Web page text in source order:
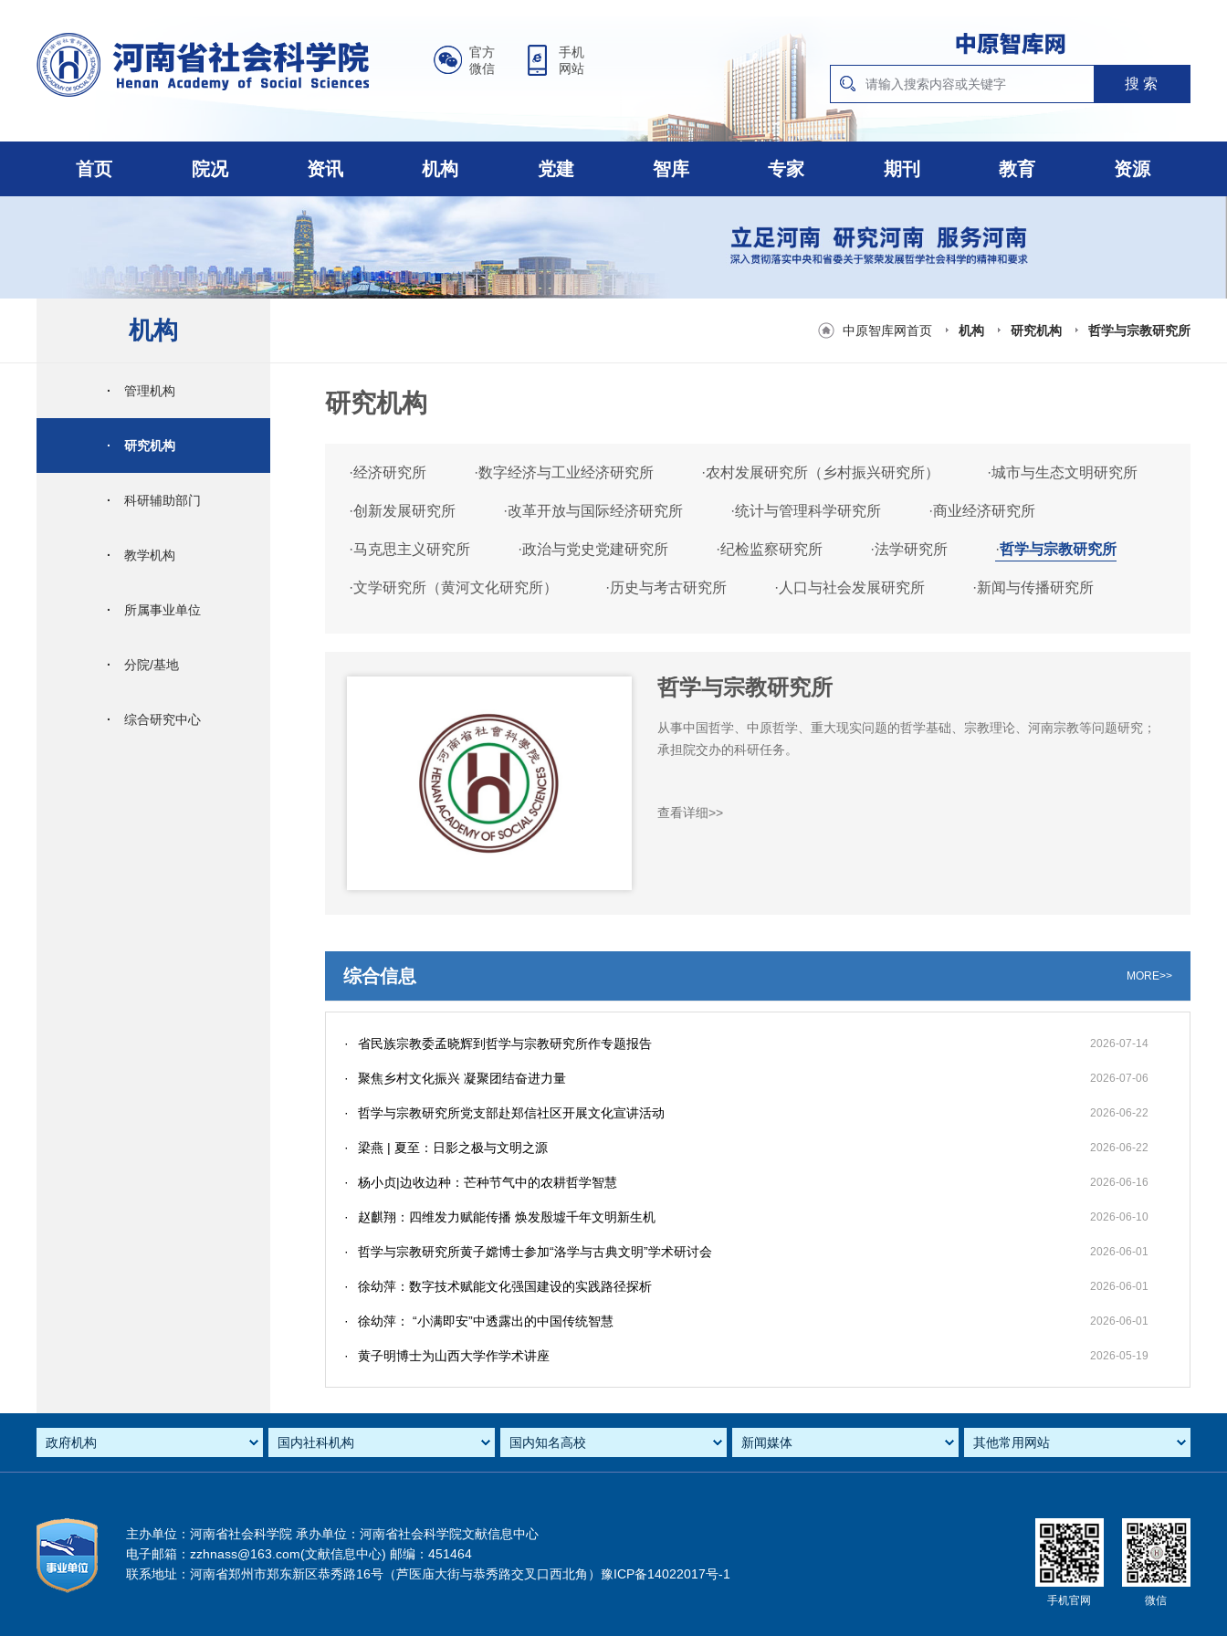
官方
微信
手机
网站
首页 院况 资讯 机构 党建 智库 专家 期刊 教育 资源
机构 中原智库网首页 机构 研究机构 哲学与宗教研究所
· 管理机构
· 研究机构
· 科研辅助部门
· 教学机构
· 所属事业单位
· 分院/基地
· 综合研究中心
研究机构
·经济研究所 ·数字经济与工业经济研究所 ·农村发展研究所（乡村振兴研究所） ·城市与生态文明研究所
·创新发展研究所 ·改革开放与国际经济研究所 ·统计与管理科学研究所 ·商业经济研究所
·马克思主义研究所 ·政治与党史党建研究所 ·纪检监察研究所 ·法学研究所 ·哲学与宗教研究所
·文学研究所（黄河文化研究所） ·历史与考古研究所 · 人口与社会发展研究所 ·新闻与传播研究所
哲学与宗教研究所
从事中国哲学、中原哲学、重大现实问题的哲学基础、宗教理论、河南宗教等问题研究；
承担院交办的科研任务。
查看详细>>
综合信息 MORE>>
· 省民族宗教委孟晓辉到哲学与宗教研究所作专题报告 2026-07-14
· 聚焦乡村文化振兴 凝聚团结奋进力量 2026-07-06
· 哲学与宗教研究所党支部赴郑信社区开展文化宣讲活动 2026-06-22
· 梁燕 | 夏至：日影之极与文明之源 2026-06-22
· 杨小贞|边收边种：芒种节气中的农耕哲学智慧 2026-06-16
· 赵麒翔：四维发力赋能传播 焕发殷墟千年文明新生机 2026-06-10
· 哲学与宗教研究所黄子嫦博士参加“洛学与古典文明”学术研讨会 2026-06-01
· 徐幼萍：数字技术赋能文化强国建设的实践路径探析 2026-06-01
· 徐幼萍： “小满即安”中透露出的中国传统智慧 2026-06-01
· 黄子明博士为山西大学作学术讲座 2026-05-19
主办单位：河南省社会科学院 承办单位：河南省社会科学院文献信息中心
电子邮箱：zzhnass@163.com(文献信息中心) 邮编：451464
联系地址：河南省郑州市郑东新区恭秀路16号（芦医庙大街与恭秀路交叉口西北角）豫ICP备14022017号-1
微信
手机官网